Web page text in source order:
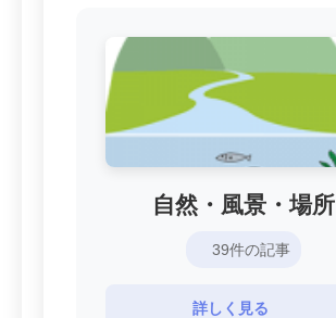
自然・風景・場所
39件の記事
詳しく見る